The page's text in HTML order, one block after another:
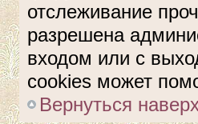
отслеживание
разрешена
входом или с
cookies может
Вернуться